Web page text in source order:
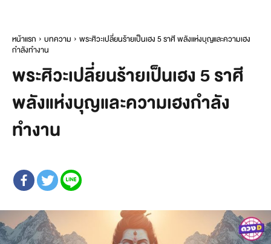
หน้าแรก บทความ
พระศิวะเปลี่ยนร้ายเป็นเฮง 5 ราศี พลังแห่งบุญและความเฮง
กำลังทำงาน
พระศิวะเปลี่ยนร้ายเป็นเฮง 5 ราศี
พลังแห่งบุญและความเฮงกำลัง
ทำงาน